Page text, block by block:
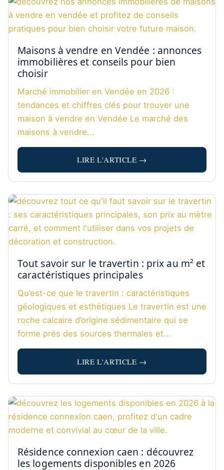
Maisons à vendre en Vendée : annonces
immobilières et conseils pour bien
choisir
Marché immobilier en Vendée en 2026 :
tendances et chiffres clés pour trouver une
maison à vendre en Vendée Le marché des
maisons à vendre...
LIRE L'ARTICLE →
Tout savoir sur le travertin : prix au m² et
caractéristiques principales
Qu’est-ce que le travertin : caractéristiques
géologiques et esthétiques Le travertin est une
roche calcaire d’origine sédimentaire qui se
forme près des sources thermales et...
LIRE L'ARTICLE →
Résidence connexion caen : découvrez
les logements disponibles en 2026